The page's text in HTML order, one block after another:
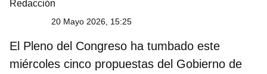
Redacción
20 Mayo 2026, 15:25
El Pleno del Congreso ha tumbado este
miércoles cinco propuestas del Gobierno de